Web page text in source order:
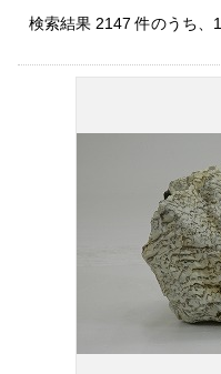
検索結果 2147 件のうち、